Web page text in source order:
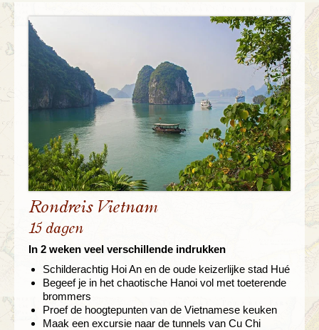
Rondreis Vietnam
15 dagen
In 2 weken veel verschillende indrukken
Schilderachtig Hoi An en de oude keizerlijke stad Hué
Begeef je in het chaotische Hanoi vol met toeterende
brommers
Proef de hoogtepunten van de Vietnamese keuken
Maak een excursie naar de tunnels van Cu Chi